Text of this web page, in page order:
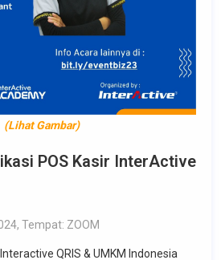
(Lihat Gambar)
POS Kasir InterActive
Tempat: ZOOM
QRIS & UMKM Indonesia